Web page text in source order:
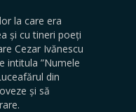
la care era
și cu tineri poeți
Cezar Ivănescu
intitula ”Numele
din
și să